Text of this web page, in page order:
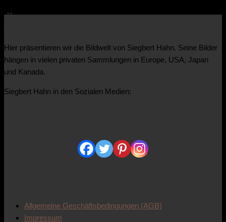
Hier präsentieren wir die Bildwelt von Siegbert Hahn. Seine Bilder
hängen in vielen privaten Sammlungen in Europe, USA, Japan
und Kanada.
Siegbert Hahn in den Sozialen Medien:
Allgemeine Geschäftsbedingungen (AGB)
Impressum